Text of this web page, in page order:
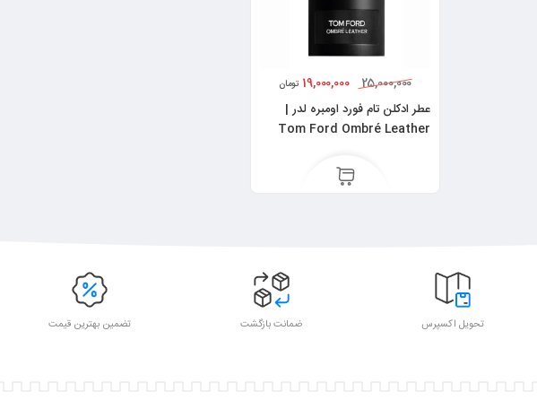
25,000,000
19,000,000 تومان
عطر ادکلن تام فورد اومبره لدر |
Tom Ford Ombré Leather
تحویل اکسپرس ضمانت بازگشت تضمین بهترین قیمت